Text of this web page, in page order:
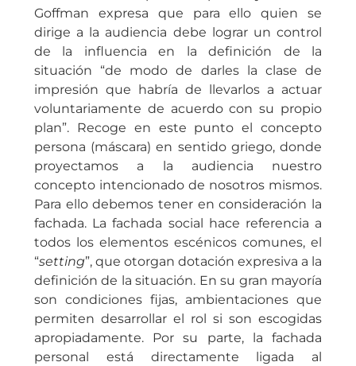
Goffman expresa que para ello quien se
dirige a la audiencia debe lograr un control
de la influencia en la definición de la
situación “de modo de darles la clase de
impresión que habría de llevarlos a actuar
voluntariamente de acuerdo con su propio
plan”. Recoge en este punto el concepto
persona (máscara) en sentido griego, donde
proyectamos a la audiencia nuestro
concepto intencionado de nosotros mismos.
Para ello debemos tener en consideración la
fachada. La fachada social hace referencia a
todos los elementos escénicos comunes, el
“setting”, que otorgan dotación expresiva a la
definición de la situación. En su gran mayoría
son condiciones fijas, ambientaciones que
permiten desarrollar el rol si son escogidas
apropiadamente. Por su parte, la fachada
personal está directamente ligada al